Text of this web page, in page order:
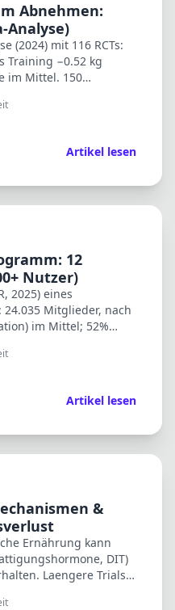
Abnehmen:
Analyse)
(2024) mit 116 RCTs:
Training −0.52 kg
im Mittel. 150
Artikel lesen
12
Nutzer)
2025) eines
Mitglieder, nach
im Mittel; 52%
Artikel lesen
&
Ernährung kann
DIT)
Laengere Trials